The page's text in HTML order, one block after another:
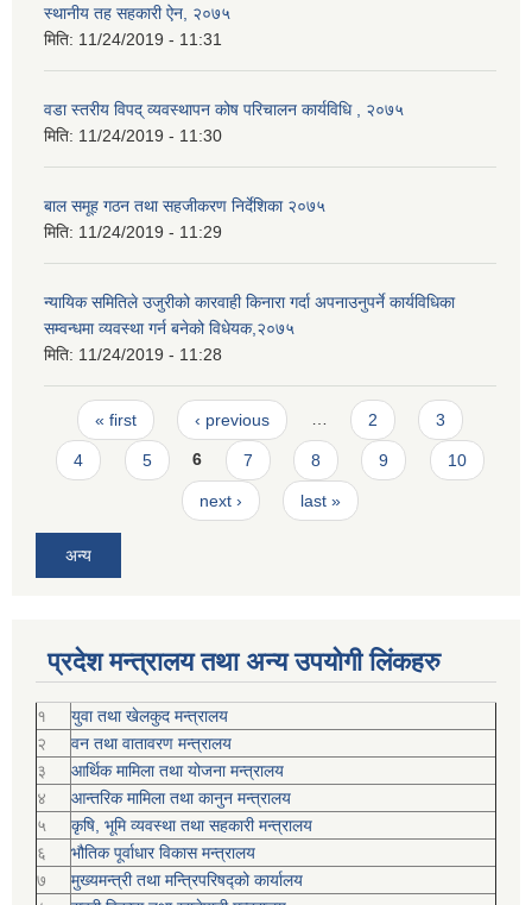
स्थानीय तह सहकारी ऐन, २०७५
मिति: 11/24/2019 - 11:31
वडा स्तरीय विपद् व्यवस्थापन कोष परिचालन कार्यविधि , २०७५
मिति: 11/24/2019 - 11:30
बाल समूह गठन तथा सहजीकरण निर्देशिका २०७५
मिति: 11/24/2019 - 11:29
न्यायिक समितिले उजुरीको कारवाही किनारा गर्दा अपनाउनुपर्ने कार्यविधिका
सम्वन्धमा व्यवस्था गर्न बनेको विधेयक,२०७५
मिति: 11/24/2019 - 11:28
Pages
« first ‹ previous … 2 3
4 5 6 7 8 9 10
next › last »
अन्य
प्रदेश मन्त्रालय तथा अन्य उपयोगी लिंकहरु
१
युवा तथा खेलकुद मन्त्रालय
२
वन तथा वातावरण मन्त्रालय
३
आर्थिक मामिला तथा योजना मन्त्रालय
४
आन्तरिक मामिला तथा कानुन मन्त्रालय
५
कृषि, भूमि व्यवस्था तथा सहकारी मन्त्रालय
६
भौतिक पूर्वाधार विकास मन्त्रालय
७
मुख्यमन्त्री तथा मन्त्रिपरिषद्को कार्यालय